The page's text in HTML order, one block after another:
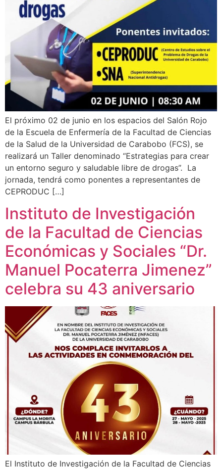
El próximo 02 de junio en los espacios del Salón Rojo
de la Escuela de Enfermería de la Facultad de Ciencias
de la Salud de la Universidad de Carabobo (FCS), se
realizará un Taller denominado “Estrategias para crear
un entorno seguro y saludable libre de drogas”. La
jornada, tendrá como ponentes a representantes de
CEPRODUC […]
Instituto de Investigación
de la Facultad de Ciencias
Económicas y Sociales “Dr.
Manuel Pocaterra Jimenez”
celebra su 43 aniversario
El Instituto de Investigación de la Facultad de Ciencias